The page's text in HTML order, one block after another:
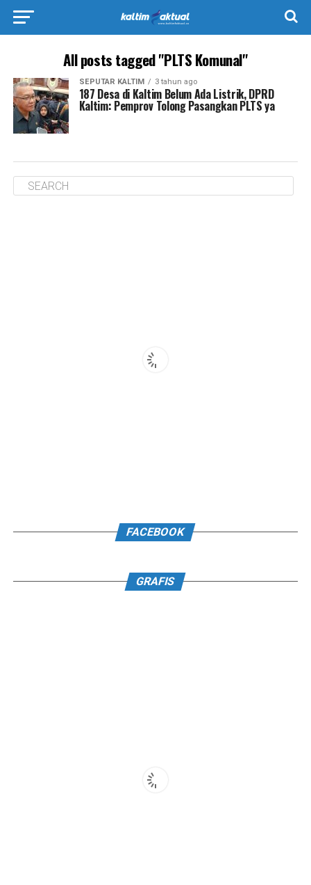
All posts tagged "PLTS Komunal"
SEPUTAR KALTIM 3 tahun ago
187 Desa di Kaltim Belum Ada Listrik, DPRD
Kaltim: Pemprov Tolong Pasangkan PLTS ya
FACEBOOK
GRAFIS